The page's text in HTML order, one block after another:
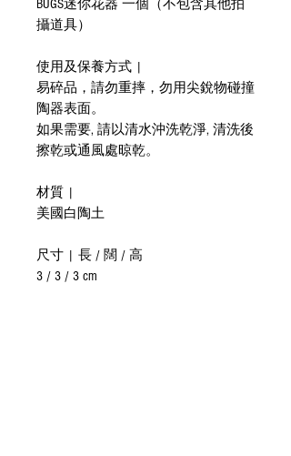
BUGS迷你花器 一個（不包含其他拍
攝道具）
使用及保養方式 |
易碎品，請勿重摔，勿用尖銳物碰撞
陶器表面。
如果需要, 請以清水沖洗乾淨, 清洗後
擦乾或通風處晾乾。
材質 |
美國白陶土
尺寸 | 長 / 闊 / 高
3 / 3 / 3 cm